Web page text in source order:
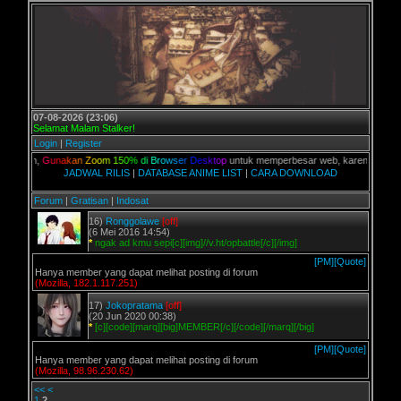
07-08-2026 (23:06)
Selamat Malam Stalker!
Login | Register
u nakan Zoom 150 % di B rowser Des ktopuntuk memperbesar web, karena aslinya
JADWAL RILIS | DATABASE ANIME LIST | CARA DOWNLOAD
Forum | Gratisan | Indosat
16) Ronggolawe [off]
(6 Mei 2016 14:54)
* ngak ad kmu sepi[c][img]//v.ht/opbattle[/c][/img]
[PM][Quote]
Hanya member yang dapat melihat posting di forum
(Mozilla, 182.1.117.251)
17) Jokopratama [off]
(20 Jun 2020 00:38)
* [c][code][marq][big]MEMBER[/c][/code][/marq][/big]
[PM][Quote]
Hanya member yang dapat melihat posting di forum
(Mozilla, 98.96.230.62)
<< <